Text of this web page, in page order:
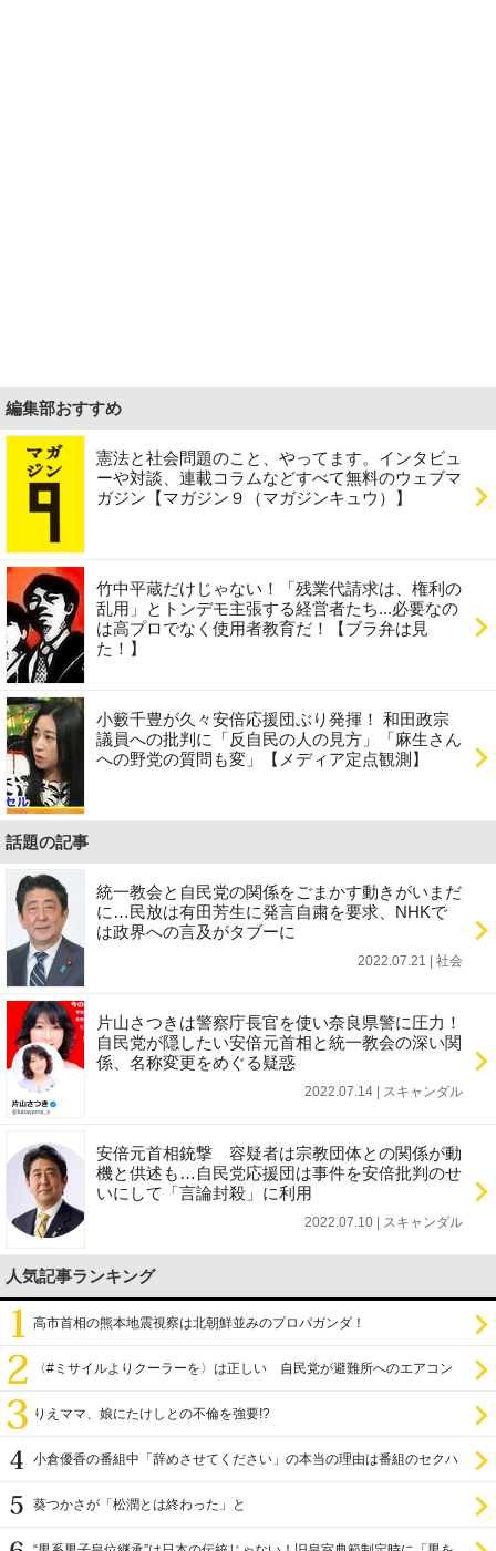
編集部おすすめ
憲法と社会問題のこと、やってます。インタビュ
ーや対談、連載コラムなどすべて無料のウェブマ
ガジン【マガジン９（マガジンキュウ）】
竹中平蔵だけじゃない！「残業代請求は、権利の
乱用」とトンデモ主張する経営者たち...必要なの
は高プロでなく使用者教育だ！【ブラ弁は見
た！】
小籔千豊が久々安倍応援団ぶり発揮！ 和田政宗
議員への批判に「反自民の人の見方」「麻生さん
への野党の質問も変」【メディア定点観測】
話題の記事
統一教会と自民党の関係をごまかす動きがいまだ
に…民放は有田芳生に発言自粛を要求、NHKで
は政界への言及がタブーに
2022.07.21 | 社会
片山さつきは警察庁長官を使い奈良県警に圧力！
自民党が隠したい安倍元首相と統一教会の深い関
係、名称変更をめぐる疑惑
2022.07.14 | スキャンダル
安倍元首相銃撃 容疑者は宗教団体との関係が動
機と供述も…自民党応援団は事件を安倍批判のせ
いにして「言論封殺」に利用
2022.07.10 | スキャンダル
人気記事ランキング
高市首相の熊本地震視察は北朝鮮並みのプロパガンダ！
〈#ミサイルよりクーラーを〉は正しい 自民党が避難所へのエアコン
りえママ、娘にたけしとの不倫を強要!?
小倉優香の番組中「辞めさせてください」の本当の理由は番組のセクハ
葵つかさが「松潤とは終わった」と